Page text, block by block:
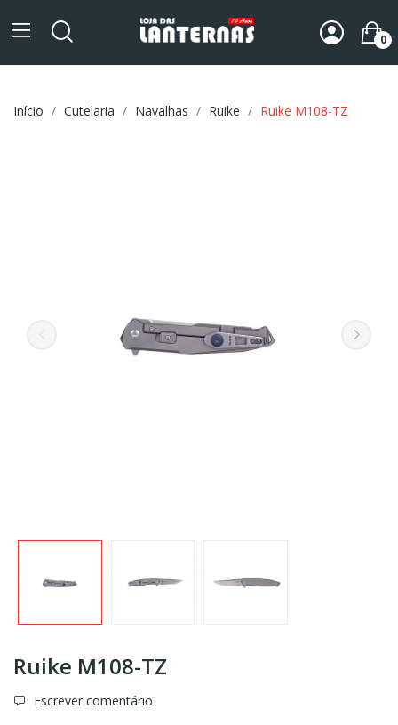
0
Início Cutelaria Navalhas Ruike Ruike M108-TZ
Ruike M108-TZ
Escrever comentário